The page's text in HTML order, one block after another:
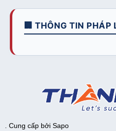
🏢 THÔNG TIN PHÁP
. Cung cấp bởi Sapo